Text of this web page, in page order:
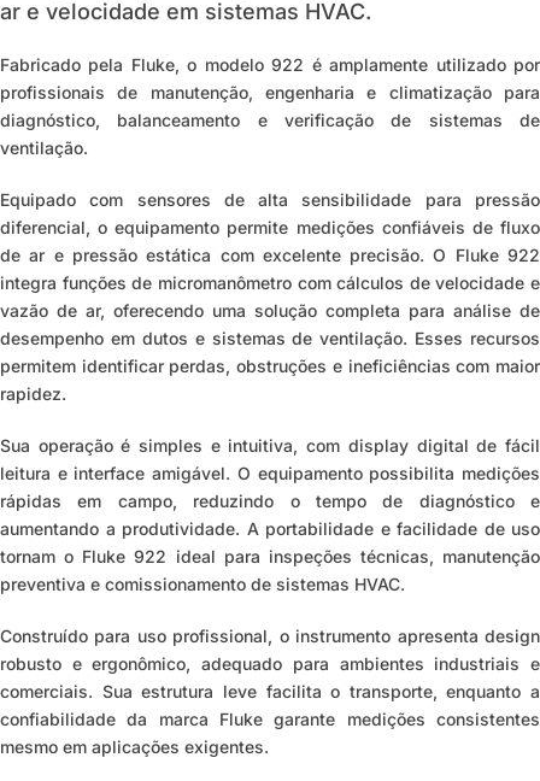
ar e velocidade em sistemas HVAC.
Fabricado pela Fluke, o modelo 922 é amplamente utilizado por
profissionais de manutenção, engenharia e climatização para
diagnóstico, balanceamento e verificação de sistemas de
ventilação.
Equipado com sensores de alta sensibilidade para pressão
diferencial, o equipamento permite medições confiáveis de fluxo
de ar e pressão estática com excelente precisão. O Fluke 922
integra funções de micromanômetro com cálculos de velocidade e
vazão de ar, oferecendo uma solução completa para análise de
desempenho em dutos e sistemas de ventilação. Esses recursos
permitem identificar perdas, obstruções e ineficiências com maior
rapidez.
Sua operação é simples e intuitiva, com display digital de fácil
leitura e interface amigável. O equipamento possibilita medições
rápidas em campo, reduzindo o tempo de diagnóstico e
aumentando a produtividade. A portabilidade e facilidade de uso
tornam o Fluke 922 ideal para inspeções técnicas, manutenção
preventiva e comissionamento de sistemas HVAC.
Construído para uso profissional, o instrumento apresenta design
robusto e ergonômico, adequado para ambientes industriais e
comerciais. Sua estrutura leve facilita o transporte, enquanto a
confiabilidade da marca Fluke garante medições consistentes
mesmo em aplicações exigentes.